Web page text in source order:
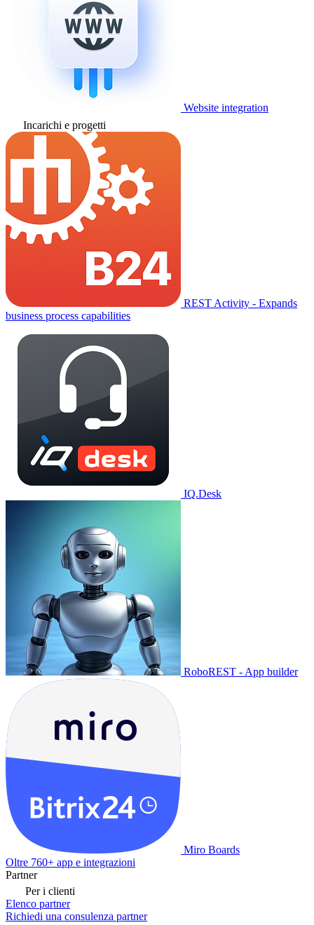
Website integration
Incarichi e progetti
REST Activity - Expands
business process capabilities
IQ.Desk
RoboREST - App builder
Miro Boards
Oltre 760+ app e integrazioni
Partner
Per i clienti
Elenco partner
Richiedi una consulenza partner